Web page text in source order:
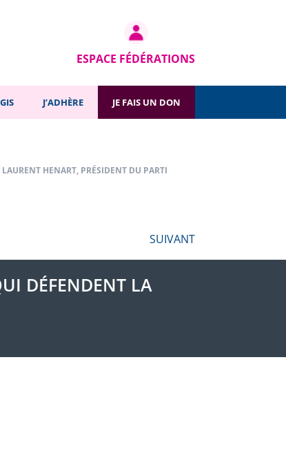
ESPACE FÉDÉRATIONS
J’ADHÈRE JE FAIS UN DON
HENART, PRÉSIDENT DU PARTI
SUIVANT
DÉFENDENT LA